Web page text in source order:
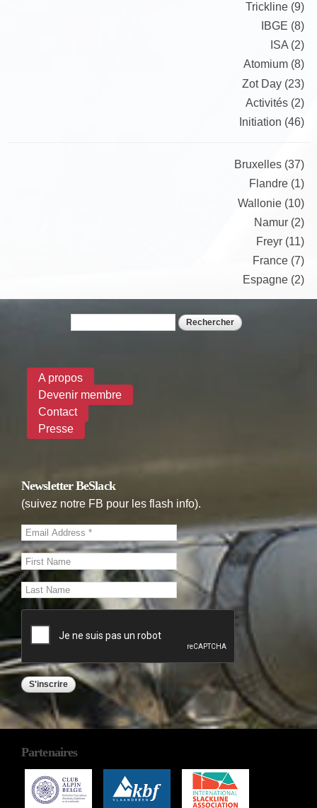
Trickline (9)
IBGE (8)
ISA (2)
Atomium (8)
Zot Day (23)
Activités (2)
Initiation (46)
Bruxelles (37)
Flandre (1)
Wallonie (10)
Namur (2)
Freyr (11)
France (7)
Espagne (2)
Formulaire de recherche
A propos
Devenir membre
Contact
Presse
Newsletter BeSlack
(suivez notre FB pour les flash info).
Partenaires